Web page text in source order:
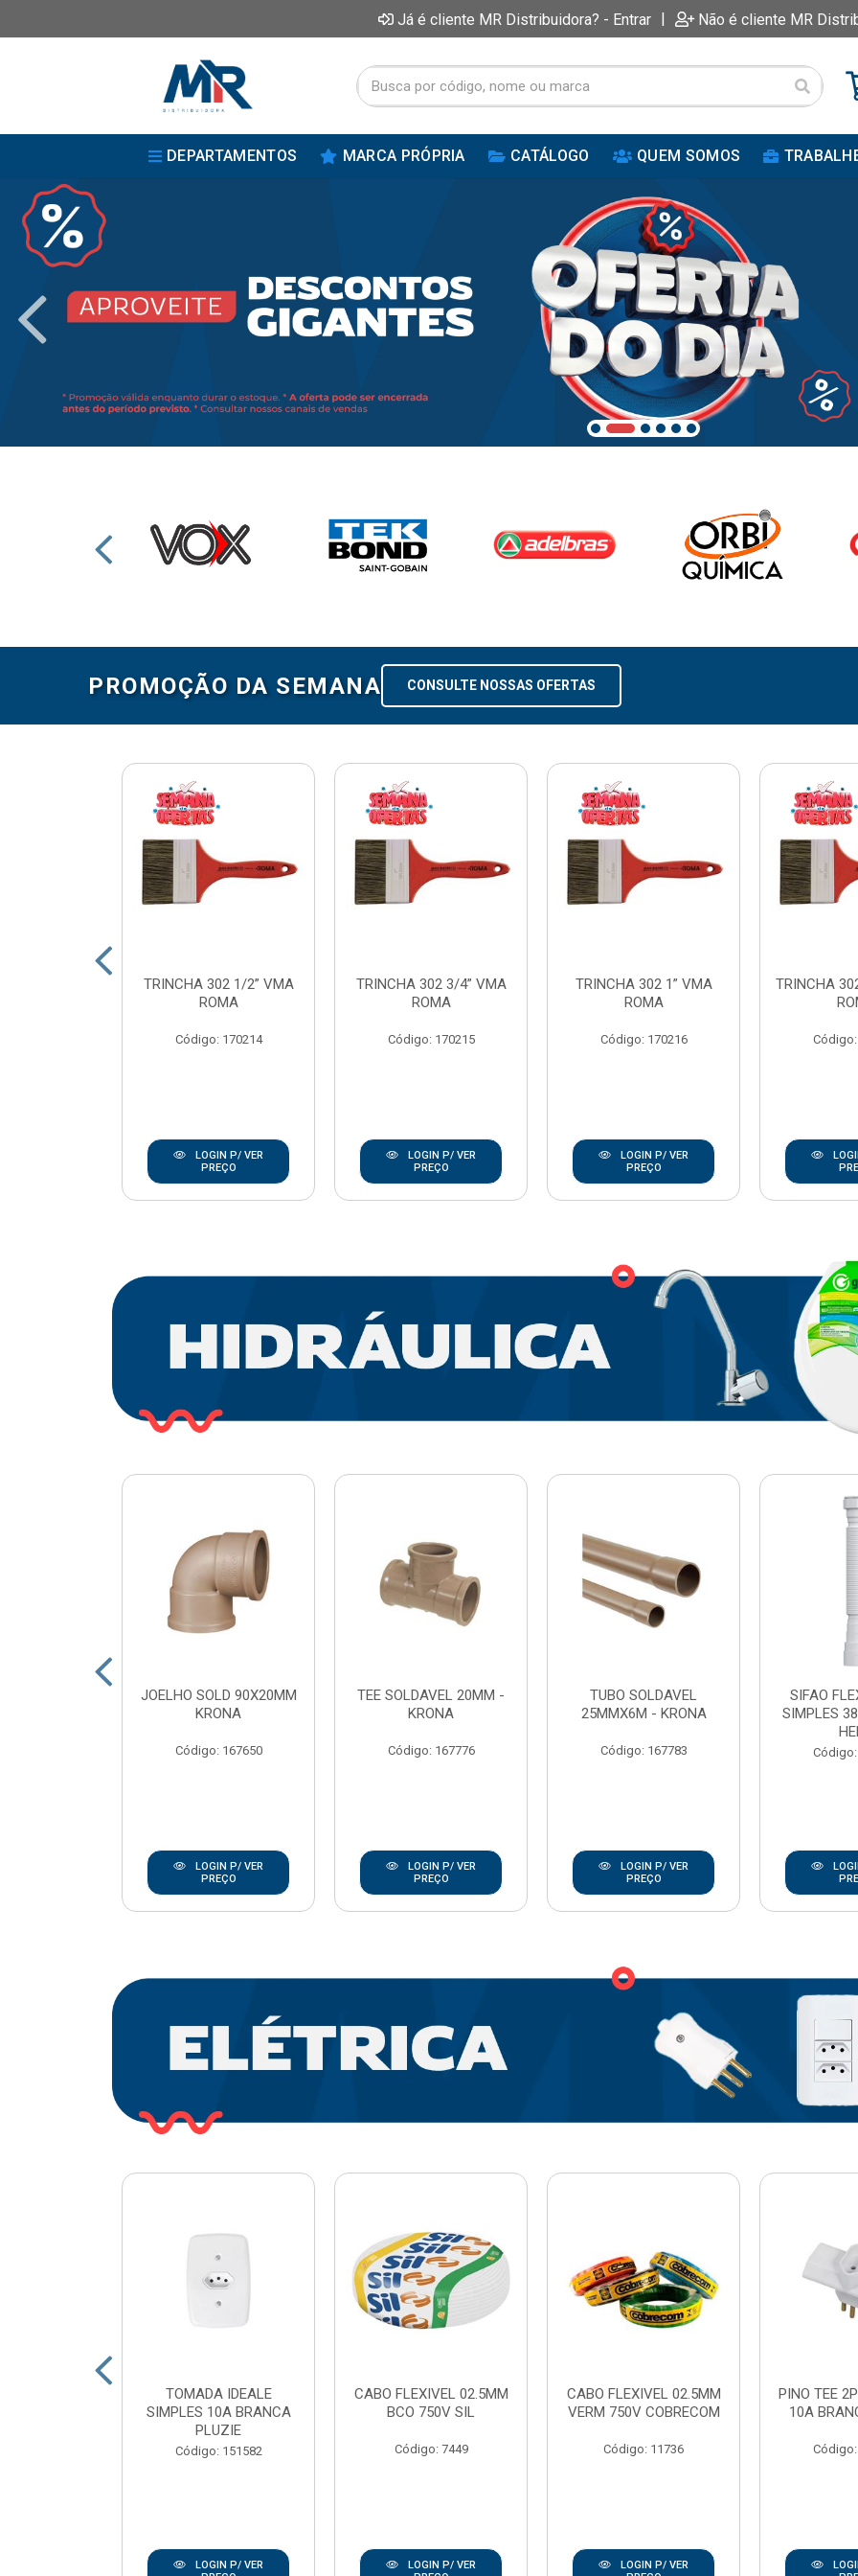
Já é cliente MR Distribuidora? - Entrar | Não é cliente MR
DEPARTAMENTOS MARCA PRÓPRIA CATÁLOGO QUEM SOMOS
PROMOÇÃO DA SEMANA CONSULTE NOSSAS OFERTAS
TRINCHA 302 1/2” VMA
ROMA
Código: 170214
LOGIN P/ VER
PREÇO
TRINCHA 302 3/4” VMA
ROMA
Código: 170215
LOGIN P/ VER
PREÇO
TRINCHA 302 1” VMA
ROMA
Código: 170216
LOGIN P/ VER
PREÇO
TRINCHA
JOELHO SOLD 90X20MM
KRONA
Código: 167650
LOGIN P/ VER
PREÇO
TEE SOLDAVEL 20MM -
KRONA
Código: 167776
LOGIN P/ VER
PREÇO
TUBO SOLDAVEL
25MMX6M - KRONA
Código: 167783
LOGIN P/ VER
PREÇO
SIFAO
SIMPLES
TOMADA IDEALE
SIMPLES 10A BRANCA
PLUZIE
Código: 151582
LOGIN P/ VER
CABO FLEXIVEL 02.5MM
BCO 750V SIL
Código: 7449
LOGIN P/ VER
CABO FLEXIVEL 02.5MM
VERM 750V COBRECOM
Código: 11736
LOGIN P/ VER
PINO TEE
10A
Código: